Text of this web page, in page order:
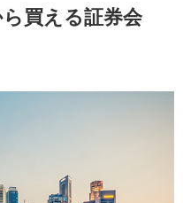
ら買える証券会